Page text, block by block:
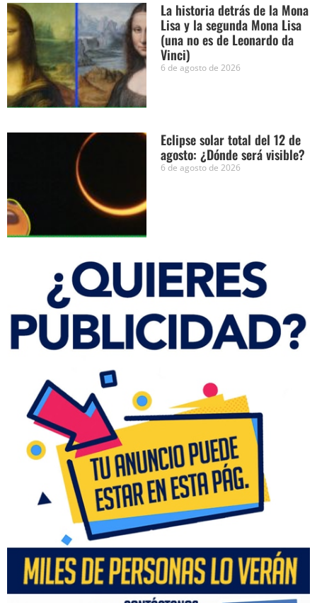
La historia detrás de la Mona
Lisa y la segunda Mona Lisa
(una no es de Leonardo da
Vinci)
6 de agosto de 2026
Eclipse solar total del 12 de
agosto: ¿Dónde será visible?
6 de agosto de 2026